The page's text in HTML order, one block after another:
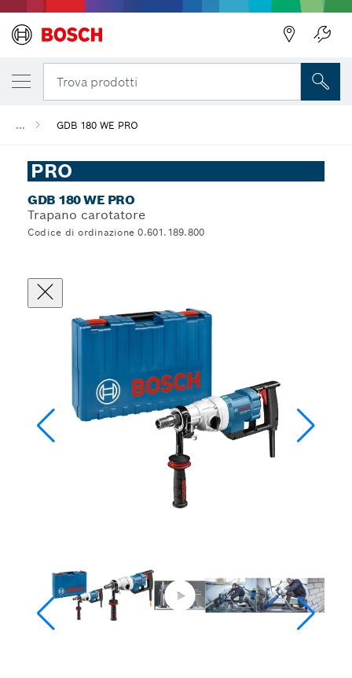
Trova prodotti
... GDB 180 WE PRO
PRO
GDB 180 WE PRO
Trapano carotatore
Codice di ordinazione 0.601.189.800